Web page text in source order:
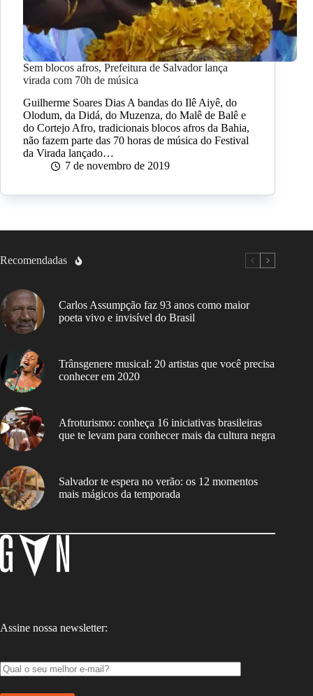
Sem blocos afros, Prefeitura de Salvador lança
virada com 70h de música
Guilherme Soares Dias A bandas do Ilê Aiyê, do
Olodum, da Didá, do Muzenza, do Malê de Balê e
do Cortejo Afro, tradicionais blocos afros da Bahia,
não fazem parte das 70 horas de música do Festival
da Virada lançado…
7 de novembro de 2019
Recomendadas
Carlos Assumpção faz 93 anos como maior
poeta vivo e invisível do Brasil
Trânsgenere musical: 20 artistas que você precisa
conhecer em 2020
Afroturismo: conheça 16 iniciativas brasileiras
que te levam para conhecer mais da cultura negra
Salvador te espera no verão: os 12 momentos
mais mágicos da temporada
Assine nossa newsletter: